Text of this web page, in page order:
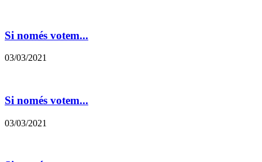
Si només votem...
03/03/2021
Si només votem...
03/03/2021